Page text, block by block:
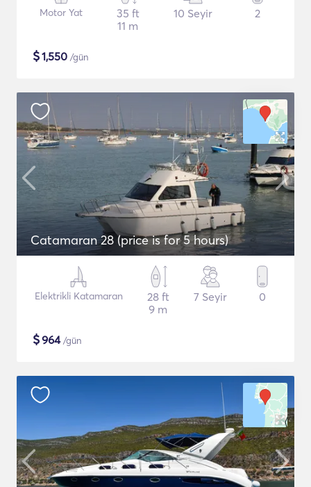
Motor Yat
35 ft
11 m
10 Seyir 2
$1,550 /gün
Catamaran 28 (price is for 5 hours)
Elektrikli Katamaran
28 ft
9 m
7 Seyir 0
$964/gün